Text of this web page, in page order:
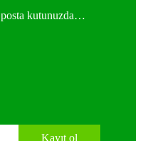
posta kutunuzda…
Kayıt ol